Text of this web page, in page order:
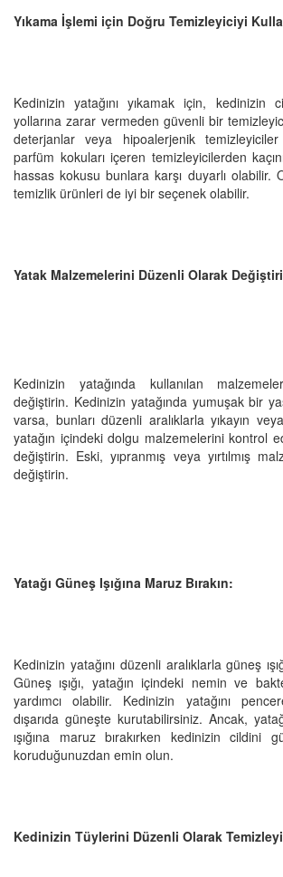
Yıkama İşlemi için Doğru Temizleyiciyi
Kedinizin yatağını yıkamak için, kedinizin
yollarına zarar vermeden güvenli bir
deterjanlar veya hipoalerjenik
parfüm kokuları içeren temizleyicilerden
hassas kokusu bunlara karşı duyarlı olabilir.
temizlik ürünleri de iyi bir seçenek olabilir.
Yatak Malzemelerini Düzenli Olarak
Kedinizin yatağında kullanılan
değiştirin. Kedinizin yatağında yumuşak bir
varsa, bunları düzenli aralıklarla yıkayın
yatağın içindeki dolgu malzemelerini kontrol
değiştirin. Eski, yıpranmış veya yırtılmış
değiştirin.
Yatağı Güneş Işığına Maruz Bırakın:
Kedinizin yatağını düzenli aralıklarla güneş
Güneş ışığı, yatağın içindeki nemin ve
yardımcı olabilir. Kedinizin yatağını
dışarıda güneşte kurutabilirsiniz. Ancak,
ışığına maruz bırakırken kedinizin cildini
koruduğunuzdan emin olun.
Kedinizin Tüylerini Düzenli Olarak